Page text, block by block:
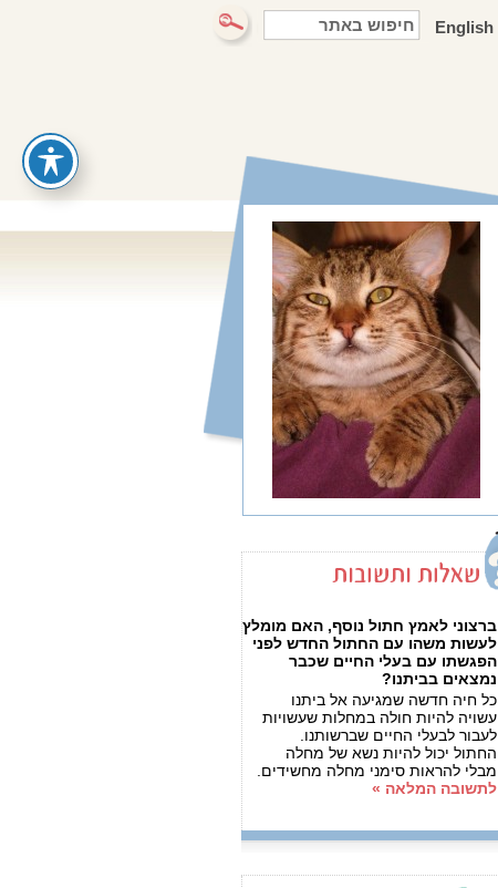
English
ברצוני לאמץ חתול נוסף, האם מומלץ
לעשות משהו עם החתול החדש לפני
הפגשתו עם בעלי החיים שכבר
נמצאים בביתנו?
כל חיה חדשה שמגיעה אל ביתנו
עשויה להיות חולה במחלות שעשויות
לעבור לבעלי החיים שברשותנו.
החתול יכול להיות נשא של מחלה
מבלי להראות סימני מחלה מחשידים.
לתשובה המלאה »